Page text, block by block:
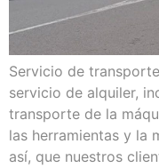
Servicio de
servicio de alquiler,
transporte de la
las herramientas y la
así, que nuestros